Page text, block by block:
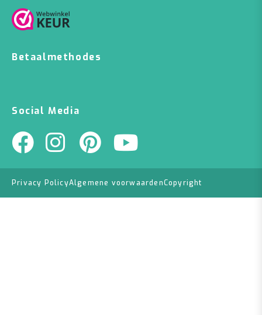
Betaalmethodes
Social Media
Privacy PolicyAlgemene voorwaardenCopyright